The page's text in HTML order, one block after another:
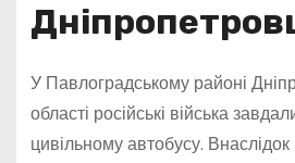
У Павлоградському районі
області російські війська
цивільному автобусу. Внаслідок